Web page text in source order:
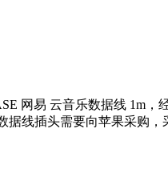
网易 云音乐数据线 1m
线插头需要向苹果采购